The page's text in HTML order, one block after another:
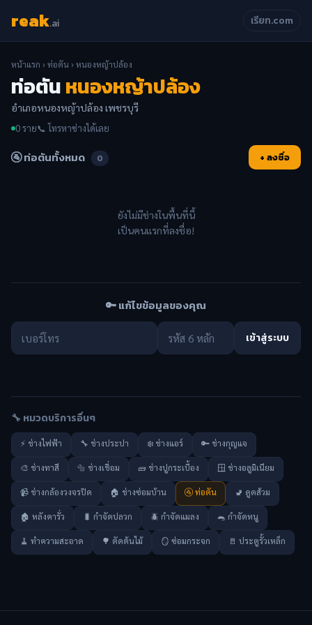
reak.ai เรียก.com
หน้าแรก ›ท่อตัน› หนองหญ้าปล้อง
ท่อตันหนองหญ้าปล้อง
อำเภอหนองหญ้าปล้อง เพชรบุรี
0 ราย📞 โทรหาช่างได้เลย
🚰 ท่อตันทั้งหมด 0 + ลงชื่อ
ยังไม่มีช่างในพื้นที่นี้
เป็นคนแรกที่ลงชื่อ!
🔑 แก้ไขข้อมูลของคุณ
เข้าสู่ระบบ
🔧 หมวดบริการอื่นๆ
⚡ ช่างไฟฟ้า 🔧 ช่างประปา ❄️ ช่างแอร์ 🔑 ช่างกุญแจ
🎨 ช่างทาสี 🔩 ช่างเชื่อม 🧱 ช่างปูกระเบื้อง 🪟 ช่างอลูมิเนียม
📹 ช่างกล้องวงจรปิด 🏠 ช่างซ่อมบ้าน 🚰 ท่อตัน 🚽 ดูดส้วม
🏚️ หลังคารั่ว 🐛 กำจัดปลวก 🪲 กำจัดแมลง 🐀 กำจัดหนู
🧹 ทำความสะอาด 🌳 ตัดต้นไม้ 🪞 ซ่อมกระจก 🚪 ประตูรั้วเหล็ก